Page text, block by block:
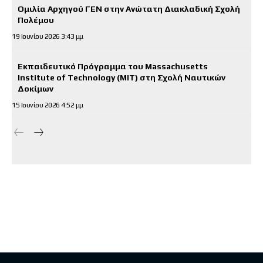
Ομιλία Αρχηγού ΓΕΝ στην Ανώτατη Διακλαδική Σχολή
Πολέμου
19 Ιουνίου 2026 3:43 μμ
Εκπαιδευτικό Πρόγραμμα του Massachusetts
Institute of Technology (MIT) στη Σχολή Ναυτικών
Δοκίμων
15 Ιουνίου 2026 4:52 μμ